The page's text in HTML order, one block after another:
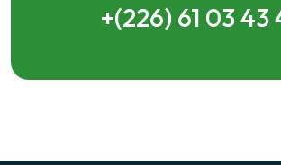
+(226) 61 03 43